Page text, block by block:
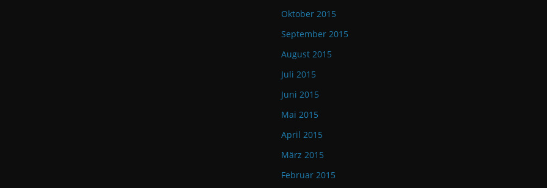
Oktober 2015
September 2015
August 2015
Juli 2015
Juni 2015
Mai 2015
April 2015
März 2015
Februar 2015